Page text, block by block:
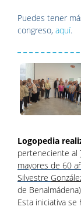
Puedes tener
congreso, aquí.
Logopedia
perteneciente al
mayores de 60
Silvestre
de
Esta iniciativa se